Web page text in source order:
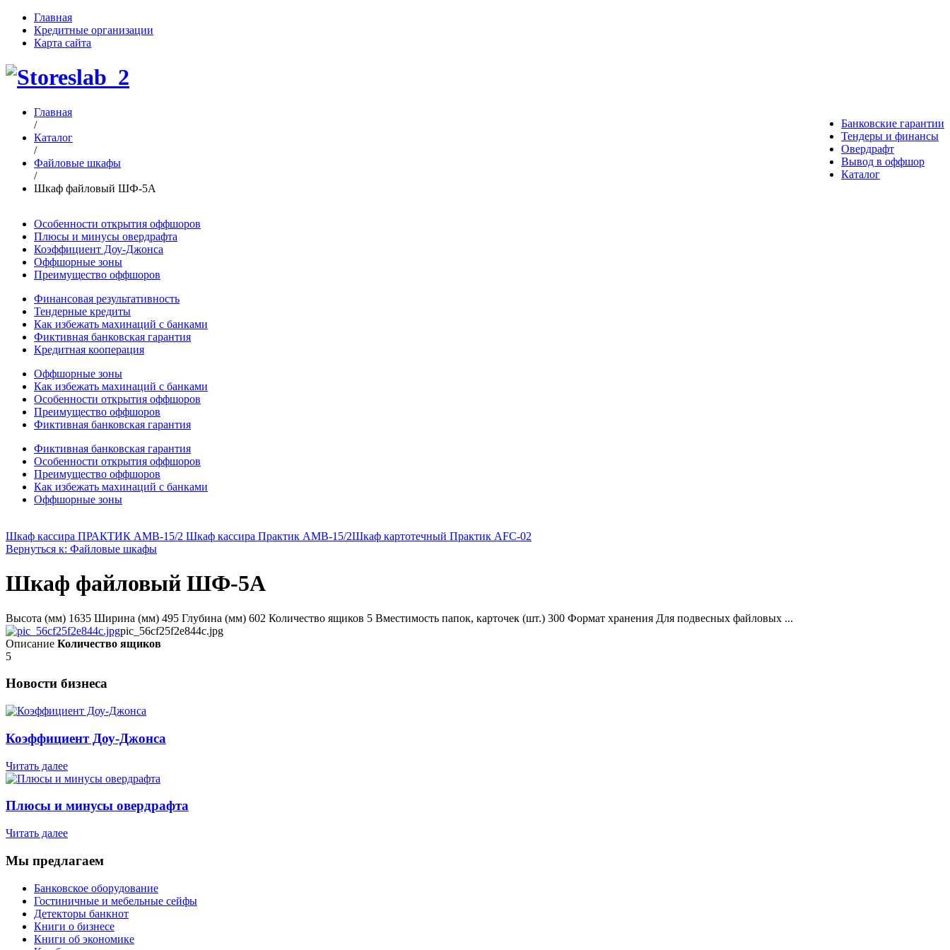
Главная
Кредитные организации
Карта сайта
Банковские гарантии
Тендеры и финансы
Овердрафт
Вывод в оффшор
Каталог
Главная
/
Каталог
/
Файловые шкафы
/
Шкаф файловый ШФ-5А
Особенности открытия оффшоров
Плюсы и минусы овердрафта
Коэффициент Доу-Джонса
Оффшорные зоны
Преимущество оффшоров
Финансовая результативность
Тендерные кредиты
Как избежать махинаций с банками
Фиктивная банковская гарантия
Кредитная кооперация
Оффшорные зоны
Как избежать махинаций с банками
Особенности открытия оффшоров
Преимущество оффшоров
Фиктивная банковская гарантия
Фиктивная банковская гарантия
Особенности открытия оффшоров
Преимущество оффшоров
Как избежать махинаций с банками
Оффшорные зоны
Шкаф кассира ПРАКТИК АМВ-15/2 Шкаф кассира Практик AMB-15/2Шкаф картотечный Практик AFC-02
Вернуться к: Файловые шкафы
Шкаф файловый ШФ-5А
Высота (мм) 1635 Ширина (мм) 495 Глубина (мм) 602 Количество ящиков 5 Вместимость папок, карточек (шт.) 300 Формат хранения Для подвесных файловых ...
pic_56cf25f2e844c.jpg
Описание Количество ящиков
5
Новости бизнеса
Коэффициент Доу-Джонса
Читать далее
Плюсы и минусы овердрафта
Читать далее
Мы предлагаем
Банковское оборудование
Гостиничные и мебельные сейфы
Детекторы банкнот
Книги о бизнесе
Книги об экономике